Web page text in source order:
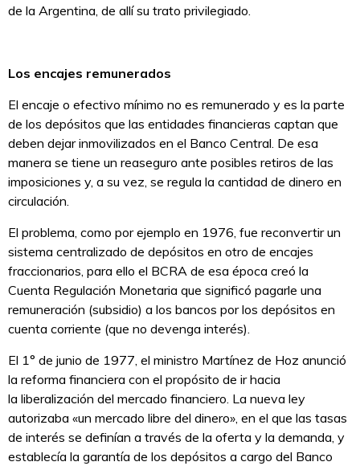
de la Argentina, de allí su trato privilegiado.
Los encajes remunerados
El encaje o efectivo mínimo no es remunerado y es la parte
de los depósitos que las entidades financieras captan que
deben dejar inmovilizados en el Banco Central. De esa
manera se tiene un reaseguro ante posibles retiros de las
imposiciones y, a su vez, se regula la cantidad de dinero en
circulación.
El problema, como por ejemplo en 1976, fue reconvertir un
sistema centralizado de depósitos en otro de encajes
fraccionarios, para ello el BCRA de esa época creó la
Cuenta Regulación Monetaria que significó pagarle una
remuneración (subsidio) a los bancos por los depósitos en
cuenta corriente (que no devenga interés).
El 1° de junio de 1977, el ministro Martínez de Hoz anunció
la reforma financiera con el propósito de ir hacia
la liberalización del mercado financiero. La nueva ley
autorizaba «un mercado libre del dinero», en el que las tasas
de interés se definían a través de la oferta y la demanda, y
establecía la garantía de los depósitos a cargo del Banco